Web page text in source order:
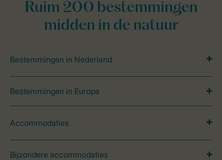
Ruim 200 bestemmingen
midden in de natuur
Bestemmingen in Nederland
Bestemmingen in Europa
Accommodaties
Bijzondere accommodaties